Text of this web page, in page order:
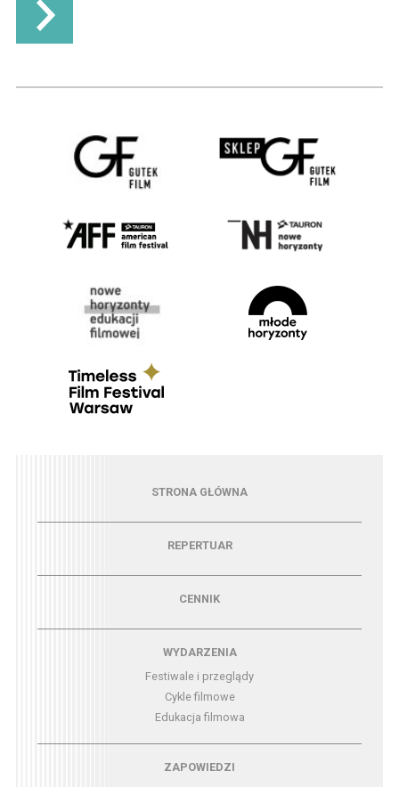
Menu - strona główna
STRONA GŁÓWNA
Menu - repertuarREPERTUAR
CENNIK
Menu - wydarzeniaWYDARZENIA
Festiwale i przeglądy
Cykle filmowe
Edukacja filmowa
Menu - zapowiedziZAPOWIEDZI